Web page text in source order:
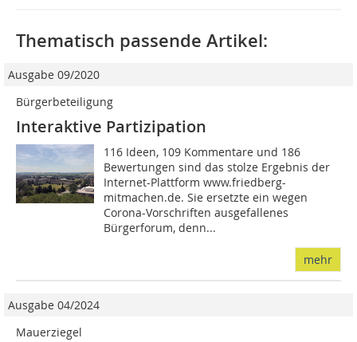
Thematisch passende Artikel:
Ausgabe 09/2020
Bürgerbeteiligung
Interaktive Partizipation
116 Ideen, 109 Kommentare und 186
Bewertungen sind das stolze Ergebnis der
Internet-Plattform www.friedberg-
mitmachen.de. Sie ersetzte ein wegen
Corona-Vorschriften ausgefallenes
Bürgerforum, denn...
mehr
Ausgabe 04/2024
Mauerziegel